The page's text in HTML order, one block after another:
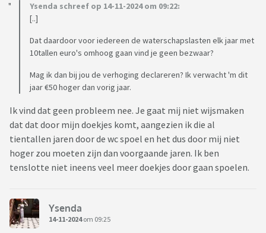
Ysenda schreef op 14-11-2024 om 09:22:
[..]
Dat daardoor voor iedereen de waterschapslasten elk jaar met
10tallen euro's omhoog gaan vind je geen bezwaar?
Mag ik dan bij jou de verhoging declareren? Ik verwacht 'm dit
jaar €50 hoger dan vorig jaar.
Ik vind dat geen probleem nee. Je gaat mij niet wijsmaken
dat dat door mijn doekjes komt, aangezien ik die al
tientallen jaren door de wc spoel en het dus door mij niet
hoger zou moeten zijn dan voorgaande jaren. Ik ben
tenslotte niet ineens veel meer doekjes door gaan spoelen.
Ysenda
14-11-2024om 09:25